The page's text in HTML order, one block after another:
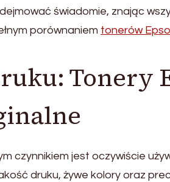
świadomie, znając
porównaniem tonerów
Tonery
czynnikiem jest oczywiście
druku, żywe kolory oraz